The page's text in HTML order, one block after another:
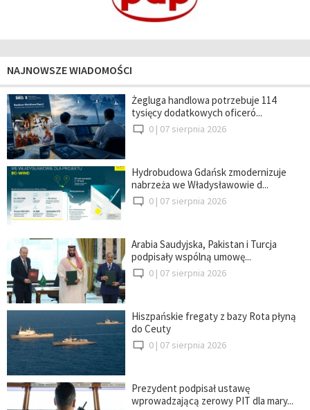
NAJNOWSZE WIADOMOŚCI
Żegluga handlowa potrzebuje 114
tysięcy dodatkowych oficeró...
0 | 07 sierpnia 2026
Hydrobudowa Gdańsk zmodernizuje
nabrzeża we Władysławowie d...
0 | 07 sierpnia 2026
Arabia Saudyjska, Pakistan i Turcja
podpisały wspólną umowę...
0 | 07 sierpnia 2026
Hiszpańskie fregaty z bazy Rota płyną
do Ceuty
0 | 07 sierpnia 2026
Prezydent podpisał ustawę
wprowadzającą zerowy PIT dla mary...